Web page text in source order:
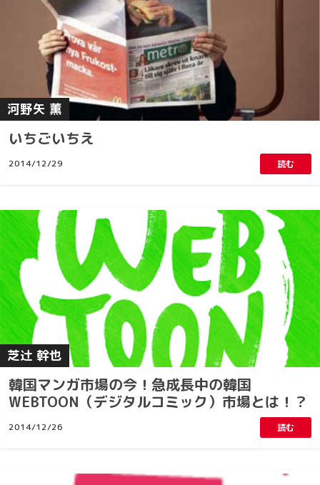
河野矢 薫
いちごいちえ
2014/12/29 読む
芝辻 幹也
韓国マンガ市場の今！急成長中の韓国
WEBTOON（デジタルコミック）市場とは！？
2014/12/26 読む